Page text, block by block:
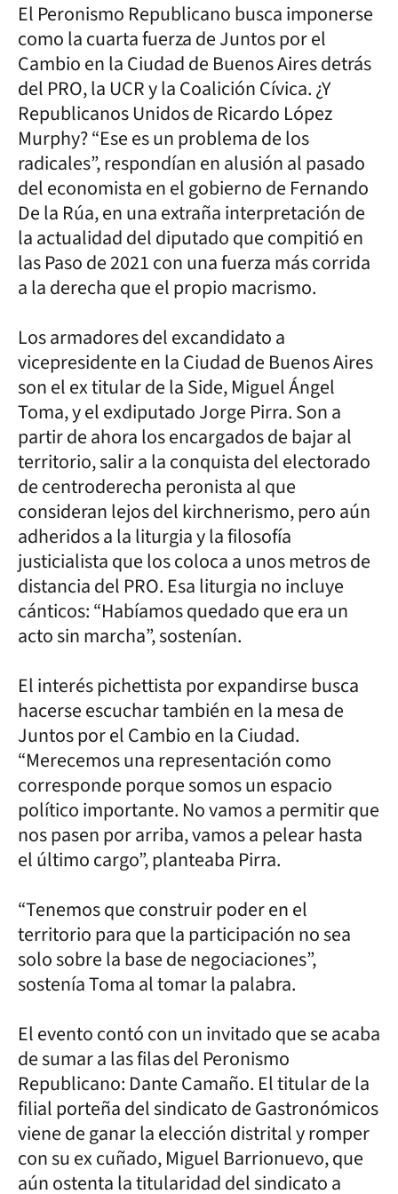
El Peronismo Republicano busca imponerse
como la cuarta fuerza de Juntos por el
Cambio en la Ciudad de Buenos Aires detrás
del PRO, la UCR y la Coalición Cívica. ¿Y
Republicanos Unidos de Ricardo López
Murphy? “Ese es un problema de los
radicales”, respondían en alusión al pasado
del economista en el gobierno de Fernando
De la Rúa, en una extraña interpretación de
la actualidad del diputado que compitió en
las Paso de 2021 con una fuerza más corrida
a la derecha que el propio macrismo.
Los armadores del excandidato a
vicepresidente en la Ciudad de Buenos Aires
son el ex titular de la Side, Miguel Ángel
Toma, y el exdiputado Jorge Pirra. Son a
partir de ahora los encargados de bajar al
territorio, salir a la conquista del electorado
de centroderecha peronista al que
consideran lejos del kirchnerismo, pero aún
adheridos a la liturgia y la filosofía
justicialista que los coloca a unos metros de
distancia del PRO. Esa liturgia no incluye
cánticos: “Habíamos quedado que era un
acto sin marcha”, sostenían.
El interés pichettista por expandirse busca
hacerse escuchar también en la mesa de
Juntos por el Cambio en la Ciudad.
“Merecemos una representación como
corresponde porque somos un espacio
político importante. No vamos a permitir que
nos pasen por arriba, vamos a pelear hasta
el último cargo”, planteaba Pirra.
“Tenemos que construir poder en el
territorio para que la participación no sea
solo sobre la base de negociaciones”,
sostenía Toma al tomar la palabra.
El evento contó con un invitado que se acaba
de sumar a las filas del Peronismo
Republicano: Dante Camaño. El titular de la
filial porteña del sindicato de Gastronómicos
viene de ganar la elección distrital y romper
con su ex cuñado, Miguel Barrionuevo, que
aún ostenta la titularidad del sindicato a